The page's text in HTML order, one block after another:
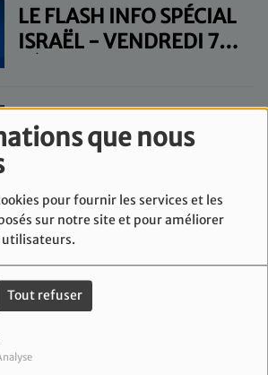
que nous
pour fournir les services et les
sur notre site et pour améliorer
utilisateurs.
Tout refuser
LE FLASH INFO SPÉCIAL
ISRAËL - VENDREDI 7
LE FLASH INFO SPÉCIAL
ISRAËL - VENDREDI 31
LE FLASH INFO SPÉCIAL
ISRAËL - VENDREDI 24
JANVIER
ISRAËL - VENDREDI 17